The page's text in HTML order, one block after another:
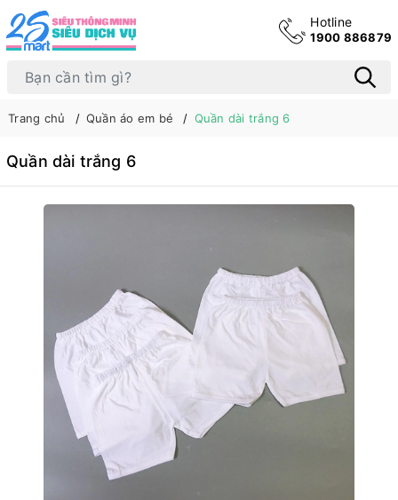
Hotline
1900 886879
Trang chủ Quần áo em bé Quần dài trắng 6
Quần dài trắng 6